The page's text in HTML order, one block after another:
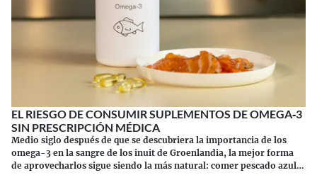
EL RIESGO DE CONSUMIR SUPLEMENTOS DE OMEGA‑3
SIN PRESCRIPCIÓN MÉDICA
Medio siglo después de que se descubriera la importancia de los
omega-3 en la sangre de los inuit de Groenlandia, la mejor forma
de aprovecharlos sigue siendo la más natural: comer pescado azul.